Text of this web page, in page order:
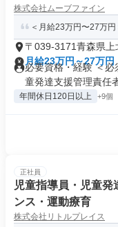
株式会社ムーブファイン
＜月給23万円〜27万
〒039-3171青森県上
月給23万円～27万円
必要資格・経験 ＜必
童発達支援管理責任
年間休日120日以上 +9個
正社員
児童指導員・児童
ンス・運動療育
株式会社リトルプレイス